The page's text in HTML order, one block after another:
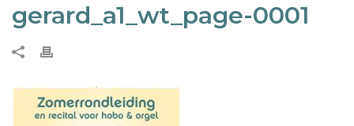
gerard_a1_wt_page-0001